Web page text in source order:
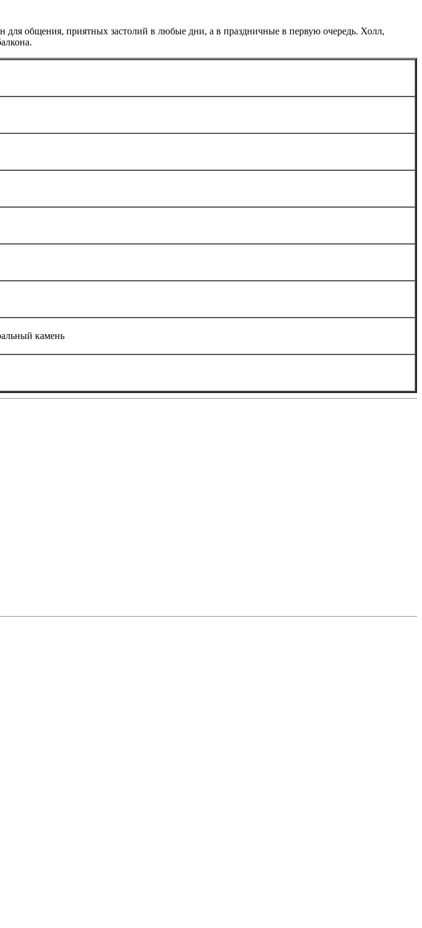
общения, приятных застолий в любые дни, а в праздничные в первую очередь. Холл,
камень